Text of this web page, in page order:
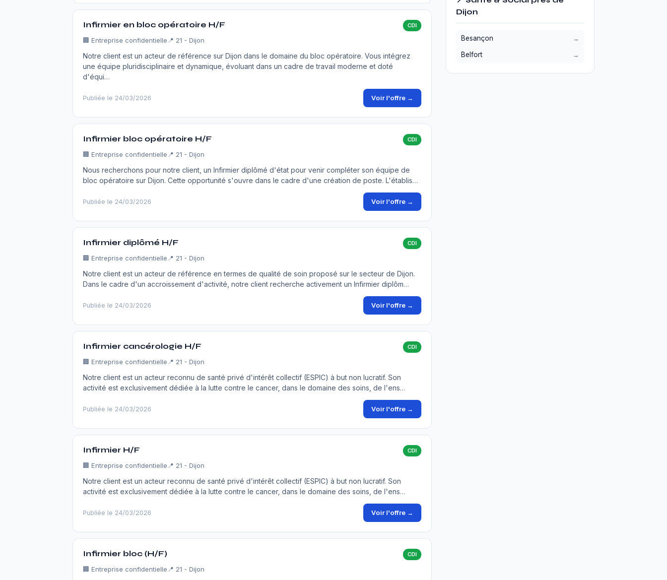
Infirmier en bloc opératoire H/F CDI
🏢 Entreprise confidentielle 📍 21 - Dijon
Notre client est un acteur de référence sur Dijon dans le domaine du bloc opératoire. Vous intégrez
une équipe pluridisciplinaire et dynamique, évoluant dans un cadre de travail moderne et doté
d'équi…
Publiée le 24/03/2026 Voir l'offre →
Infirmier bloc opératoire H/F CDI
🏢 Entreprise confidentielle 📍 21 - Dijon
Nous recherchons pour notre client, un Infirmier diplômé d'état pour venir compléter son équipe de
bloc opératoire sur Dijon. Cette opportunité s'ouvre dans le cadre d'une création de poste. L'établis…
Publiée le 24/03/2026 Voir l'offre →
Infirmier diplômé H/F CDI
🏢 Entreprise confidentielle 📍 21 - Dijon
Notre client est un acteur de référence en termes de qualité de soin proposé sur le secteur de Dijon.
Dans le cadre d'un accroissement d'activité, notre client recherche activement un Infirmier diplôm…
Publiée le 24/03/2026 Voir l'offre →
Infirmier cancérologie H/F CDI
🏢 Entreprise confidentielle 📍 21 - Dijon
Notre client est un acteur reconnu de santé privé d'intérêt collectif (ESPIC) à but non lucratif. Son
activité est exclusivement dédiée à la lutte contre le cancer, dans le domaine des soins, de l'ens…
Publiée le 24/03/2026 Voir l'offre →
Infirmier H/F CDI
🏢 Entreprise confidentielle 📍 21 - Dijon
Notre client est un acteur reconnu de santé privé d'intérêt collectif (ESPIC) à but non lucratif. Son
activité est exclusivement dédiée à la lutte contre le cancer, dans le domaine des soins, de l'ens…
Publiée le 24/03/2026 Voir l'offre →
Infirmier bloc (H/F) CDI
🏢 Entreprise confidentielle 📍 21 - Dijon
Dijon
Besançon
Belfort